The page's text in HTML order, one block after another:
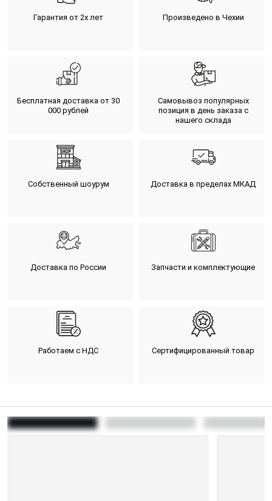
Гарантия от 2х лет Произведено в Чехии
Бесплатная доставка от 30
000 рублей
Самовывоз популярных
позиция в день заказа с
нашего склада
Собственный шоурум Доставка в пределах МКАД
Доставка по России Запчасти и комплектующие
Работаем с НДС Сертифицированный товар